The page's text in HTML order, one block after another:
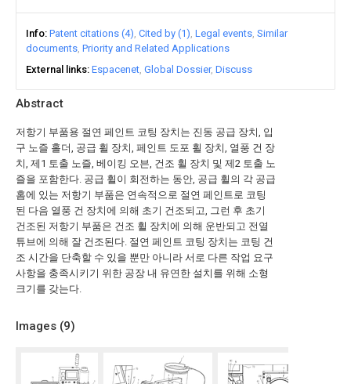
Abstract
저항기 부품용 절연 페인트 코팅 장치는 진동 공급 장치, 입
구 노즐 홀더, 공급 휠 장치, 페인트 도포 휠 장치, 열풍 건 장
치, 제1 토출 노즐, 베이킹 오븐, 건조 휠 장치 및 제2 토출 노
즐을 포함한다. 공급 휠이 회전하는 동안, 공급 휠의 각 공급
홈에 있는 저항기 부품은 연속적으로 절연 페인트로 코팅
된 다음 열풍 건 장치에 의해 초기 건조되고, 그런 후 초기
건조된 저항기 부품은 건조 휠 장치에 의해 운반되고 전열
튜브에 의해 잘 건조된다. 절연 페인트 코팅 장치는 코팅 건
조 시간을 단축할 수 있을 뿐만 아니라 서로 다른 작업 요구
사항을 충족시키기 위한 공장 내 유연한 설치를 위해 소형
크기를 갖는다.
Images (9)
Info Patent citations (4) Cited by (1) Legal events Similar
documents Priority and Related Applications
External links Espacenet Global Dossier Discuss